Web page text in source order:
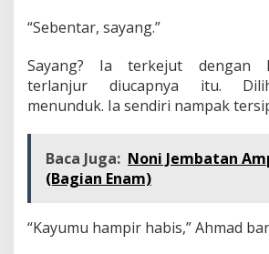
“Sebentar, sayang.”
Sayang? Ia terkejut dengan
terlanjur diucapnya itu.
menunduk. Ia sendiri nampak
Baca Juga: Noni Jembatan
(Bagian Enam)
“Kayumu hampir habis,” Ahmad